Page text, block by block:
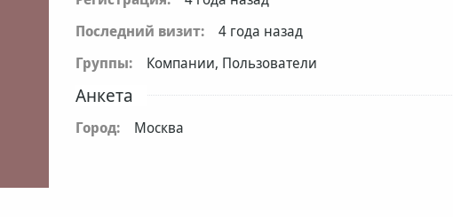
Последний визит:
4 года назад
Группы:
Компании, Пользователи
Анкета
Город: Москва